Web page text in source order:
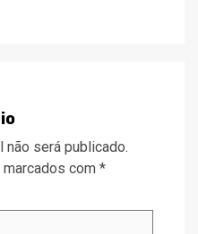
não será publicado.
com *